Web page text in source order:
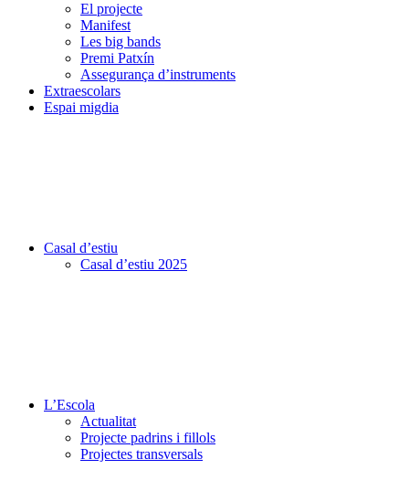
El projecte
Manifest
Les big bands
Premi Patxín
Assegurança d’instruments
Extraescolars
Espai migdia
Casal d’estiu
Casal d’estiu 2025
L’Escola
Actualitat
Projecte padrins i fillols
Projectes transversals